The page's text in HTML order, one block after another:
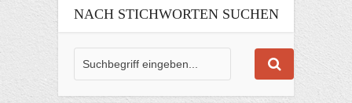
NACH STICHWORTEN SUCHEN